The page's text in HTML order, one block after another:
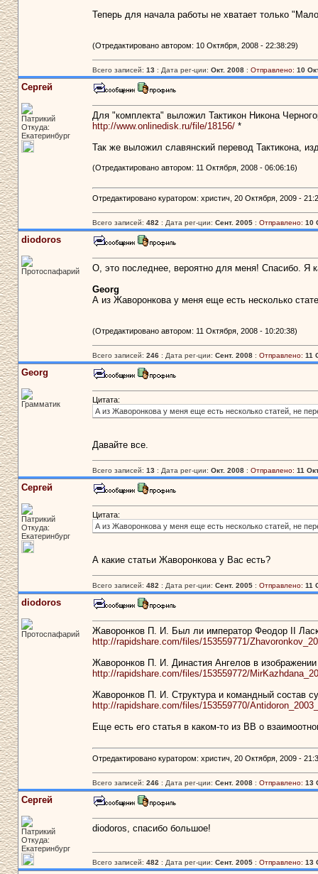
Теперь для начала работы не хватает только
(Отредактировано автором: 10 Октября, 2008 - 22:38:29)
Всего записей: 13: Дата рег-ции: Окт. 2008: Отправлено: 10
Сергей
Патрикий
Откуда:
Екатеринбург
Для "комплекта" выложил Тактикон Никона
http://www.onlinedisk.ru/file/18156/*
Так же выложил славянский перевод Тактикона,
(Отредактировано автором: 11 Октября, 2008 - 06:06:16)
Отредактировано куратором: христич, 20 Октября, 2009 -
Всего записей: 482 : Дата рег-ции: Сент. 2005: Отправлено: 10
diodoros
Протоспафарий
О, это последнее, вероятно для меня! Спасибо. Я
Georg
А из Жаворонкова у меня еще есть несколько
(Отредактировано автором: 11 Октября, 2008 - 10:20:38)
Всего записей: 246: Дата рег-ции: Сент. 2008: Отправлено: 11
Georg
Грамматик
Цитата:
А из Жаворонкова у меня еще есть несколько статей, не
Давайте все.
Всего записей: 13: Дата рег-ции: Окт. 2008: Отправлено: 11
Сергей
Патрикий
Откуда:
Екатеринбург
Цитата:
А из Жаворонкова у меня еще есть несколько статей, не
А какие статьи Жаворонкова у Вас есть?
Всего записей: 482 : Дата рег-ции: Сент. 2005: Отправлено: 11
diodoros
Протоспафарий
Жаворонков П. И. Был ли император Феодор II
http://rapidshare.com/files/153559771/
Жаворонков П. И. Династия Ангелов в изображении
http://rapidshare.com/files/153559772/
Жаворонков П. И. Структура и командный состав
http://rapidshare.com/files/153559770/
Еще есть его статья в каком-то из ВВ о
Отредактировано куратором: христич, 20 Октября, 2009 -
Всего записей: 246: Дата рег-ции: Сент. 2008: Отправлено: 13
Сергей
Патрикий
Откуда:
Екатеринбург
diodoros, cпасибо большое!
Всего записей: 482 : Дата рег-ции: Сент. 2005: Отправлено: 13